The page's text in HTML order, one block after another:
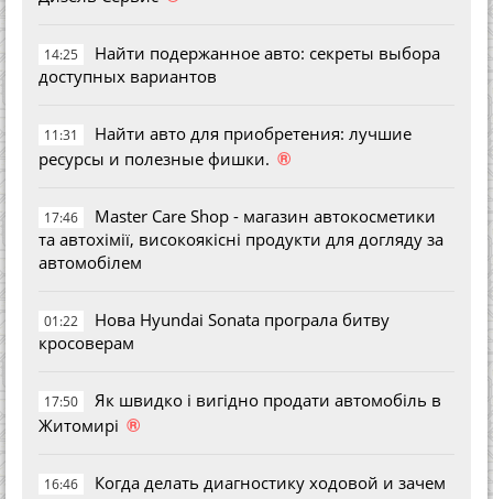
14:25
Найти подержанное авто: секреты выбора
доступных вариантов
11:31
Найти авто для приобретения: лучшие
ресурсы и полезные фишки. ®
17:46
Master Care Shop - магазин автокосметики
та автохімії, високоякісні продукти для догляду за
автомобілем
01:22
Нова Hyundai Sonata програла битву
кросоверам
17:50
Як швидко і вигідно продати автомобіль в
Житомирі ®
16:46
Когда делать диагностику ходовой и зачем